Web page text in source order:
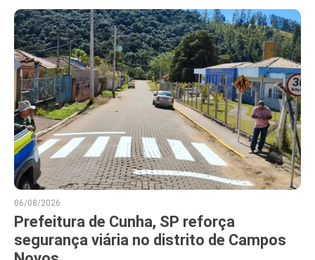
06/08/2026
Prefeitura de Cunha, SP reforça
segurança viária no distrito de Campos